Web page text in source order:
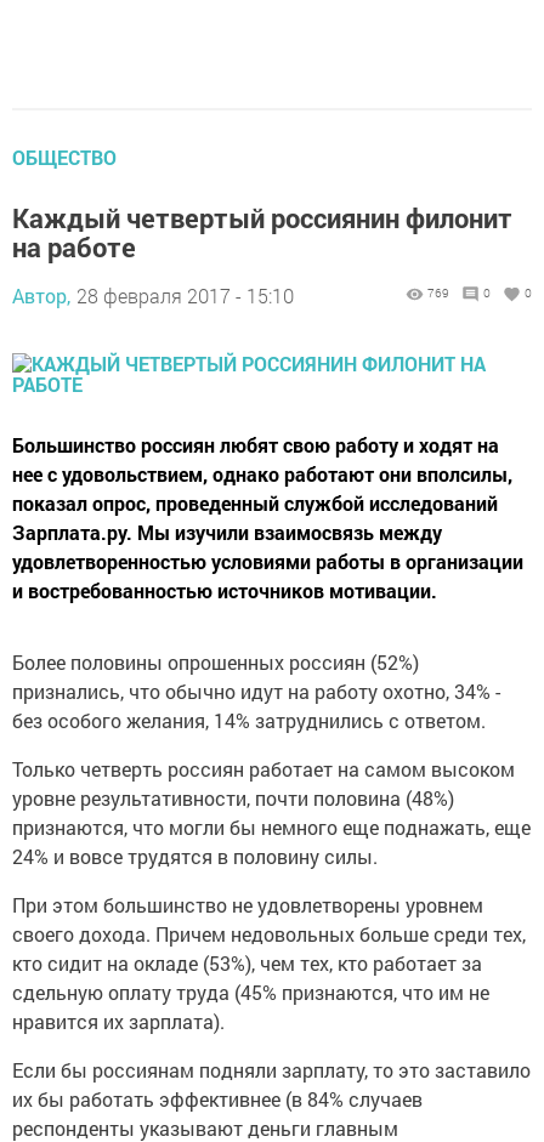
ОБЩЕСТВО
Каждый четвертый россиянин филонит
на работе
Автор, 28 февраля 2017 - 15:10 769 0 0
Большинство россиян любят свою работу и ходят на
нее с удовольствием, однако работают они вполсилы,
показал опрос, проведенный службой исследований
Зарплата.ру. Мы изучили взаимосвязь между
удовлетворенностью условиями работы в организации
и востребованностью источников мотивации.
Более половины опрошенных россиян (52%)
признались, что обычно идут на работу охотно, 34% -
без особого желания, 14% затруднились с ответом.
Только четверть россиян работает на самом высоком
уровне результативности, почти половина (48%)
признаются, что могли бы немного еще поднажать, еще
24% и вовсе трудятся в половину силы.
При этом большинство не удовлетворены уровнем
своего дохода. Причем недовольных больше среди тех,
кто сидит на окладе (53%), чем тех, кто работает за
сдельную оплату труда (45% признаются, что им не
нравится их зарплата).
Если бы россиянам подняли зарплату, то это заставило
их бы работать эффективнее (в 84% случаев
респонденты указывают деньги главным